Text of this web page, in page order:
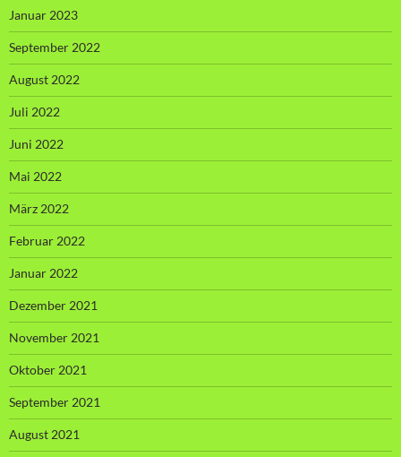
Januar 2023
September 2022
August 2022
Juli 2022
Juni 2022
Mai 2022
März 2022
Februar 2022
Januar 2022
Dezember 2021
November 2021
Oktober 2021
September 2021
August 2021